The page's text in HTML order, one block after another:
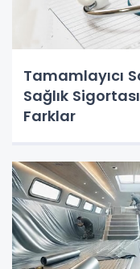
Tamamlayıcı
Sağlık
Farklar